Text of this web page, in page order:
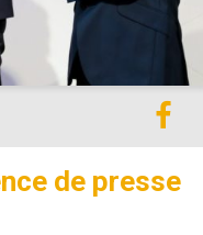
de presse